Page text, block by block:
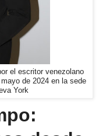
el escritor venezolano
de 2024 en la sede
York